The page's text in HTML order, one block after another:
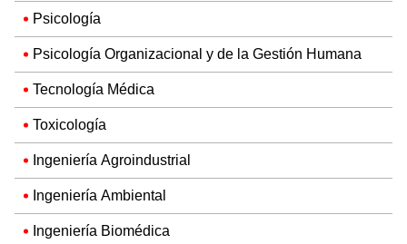
Psicología
Psicología Organizacional y de la Gestión Humana
Tecnología Médica
Toxicología
Ingeniería Agroindustrial
Ingeniería Ambiental
Ingeniería Biomédica